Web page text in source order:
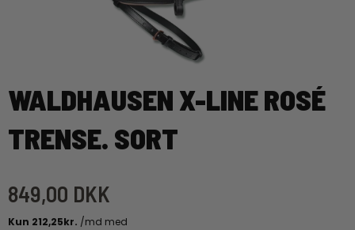
WALDHAUSEN X-LINE ROSÉ
TRENSE. SORT
849,00 DKK